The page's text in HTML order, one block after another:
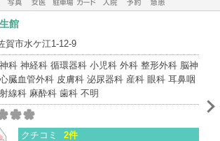
写真 女医 駐車場
クレジッ
入院 予約 急患
館
賀市水ケ江1-12-9
科 神経科 循環器科 小児科 外科 整形外科 脳神
臓血管外科 皮膚科 泌尿器科 産科 眼科 耳鼻咽
線科 麻酔科 歯科 不明
クチコミ
2件